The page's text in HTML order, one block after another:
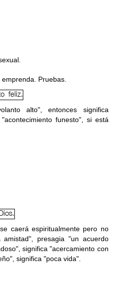
Pruebas.
alto", entonces significa
funesto", si está
caerá espiritualmente pero no
presagia "un acuerdo
significa "acercamiento con
significa "poca vida".